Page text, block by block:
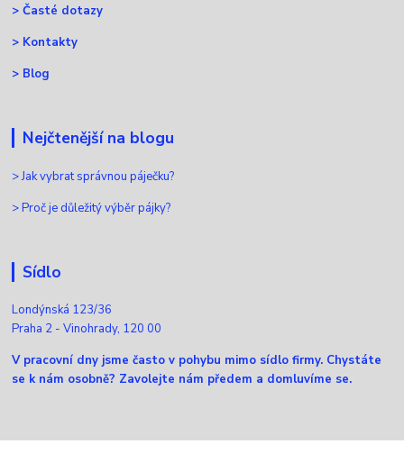
>Časté dotazy
> Kontakty
> Blog
Nejčtenější na blogu
>Jak vybrat správnou páječku?
>Proč je důležitý výběr pájky?
Sídlo
Londýnská 123/36
Praha 2 - Vinohrady, 120 00
V pracovní dny jsme často v pohybu mimo sídlo firmy. Chystáte
se k nám osobně? Zavolejte nám předem a domluvíme se.